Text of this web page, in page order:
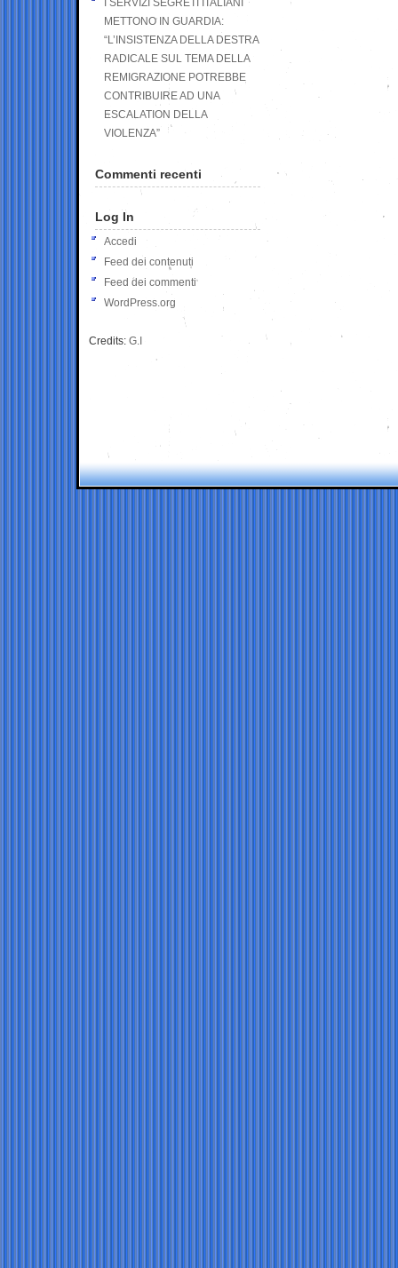
I SERVIZI SEGRETI ITALIANI
METTONO IN GUARDIA:
“L’INSISTENZA DELLA DESTRA
RADICALE SUL TEMA DELLA
REMIGRAZIONE POTREBBE
CONTRIBUIRE AD UNA
ESCALATION DELLA
VIOLENZA”
Commenti recenti
Log In
Accedi
Feed dei contenuti
Feed dei commenti
WordPress.org
Credits: G.I